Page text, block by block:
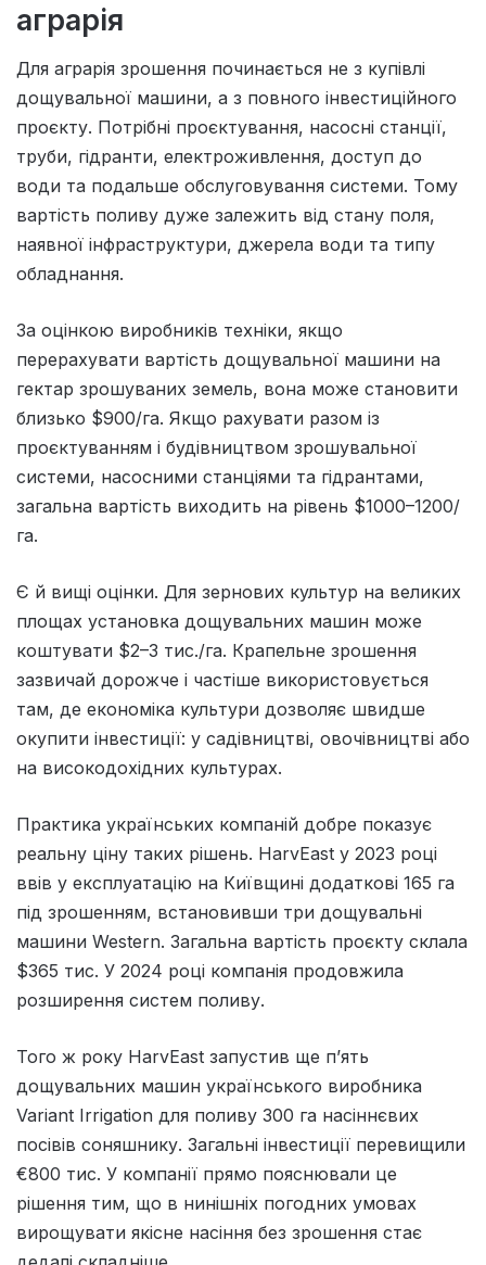
аграрія
Для аграрія зрошення починається не з купівлі
дощувальної машини, а з повного інвестиційного
проєкту. Потрібні проєктування, насосні станції,
труби, гідранти, електроживлення, доступ до
води та подальше обслуговування системи. Тому
вартість поливу дуже залежить від стану поля,
наявної інфраструктури, джерела води та типу
обладнання.
За оцінкою виробників техніки, якщо
перерахувати вартість дощувальної машини на
гектар зрошуваних земель, вона може становити
близько $900/га. Якщо рахувати разом із
проєктуванням і будівництвом зрошувальної
системи, насосними станціями та гідрантами,
загальна вартість виходить на рівень $1000–1200/
га.
Є й вищі оцінки. Для зернових культур на великих
площах установка дощувальних машин може
коштувати $2–3 тис./га. Крапельне зрошення
зазвичай дорожче і частіше використовується
там, де економіка культури дозволяє швидше
окупити інвестиції: у садівництві, овочівництві або
на високодохідних культурах.
Практика українських компаній добре показує
реальну ціну таких рішень. HarvEast у 2023 році
ввів у експлуатацію на Київщині додаткові 165 га
під зрошенням, встановивши три дощувальні
машини Western. Загальна вартість проєкту склала
$365 тис. У 2024 році компанія продовжила
розширення систем поливу.
Того ж року HarvEast запустив ще п’ять
дощувальних машин українського виробника
Variant Irrigation для поливу 300 га насіннєвих
посівів соняшнику. Загальні інвестиції перевищили
€800 тис. У компанії прямо пояснювали це
рішення тим, що в нинішніх погодних умовах
вирощувати якісне насіння без зрошення стає